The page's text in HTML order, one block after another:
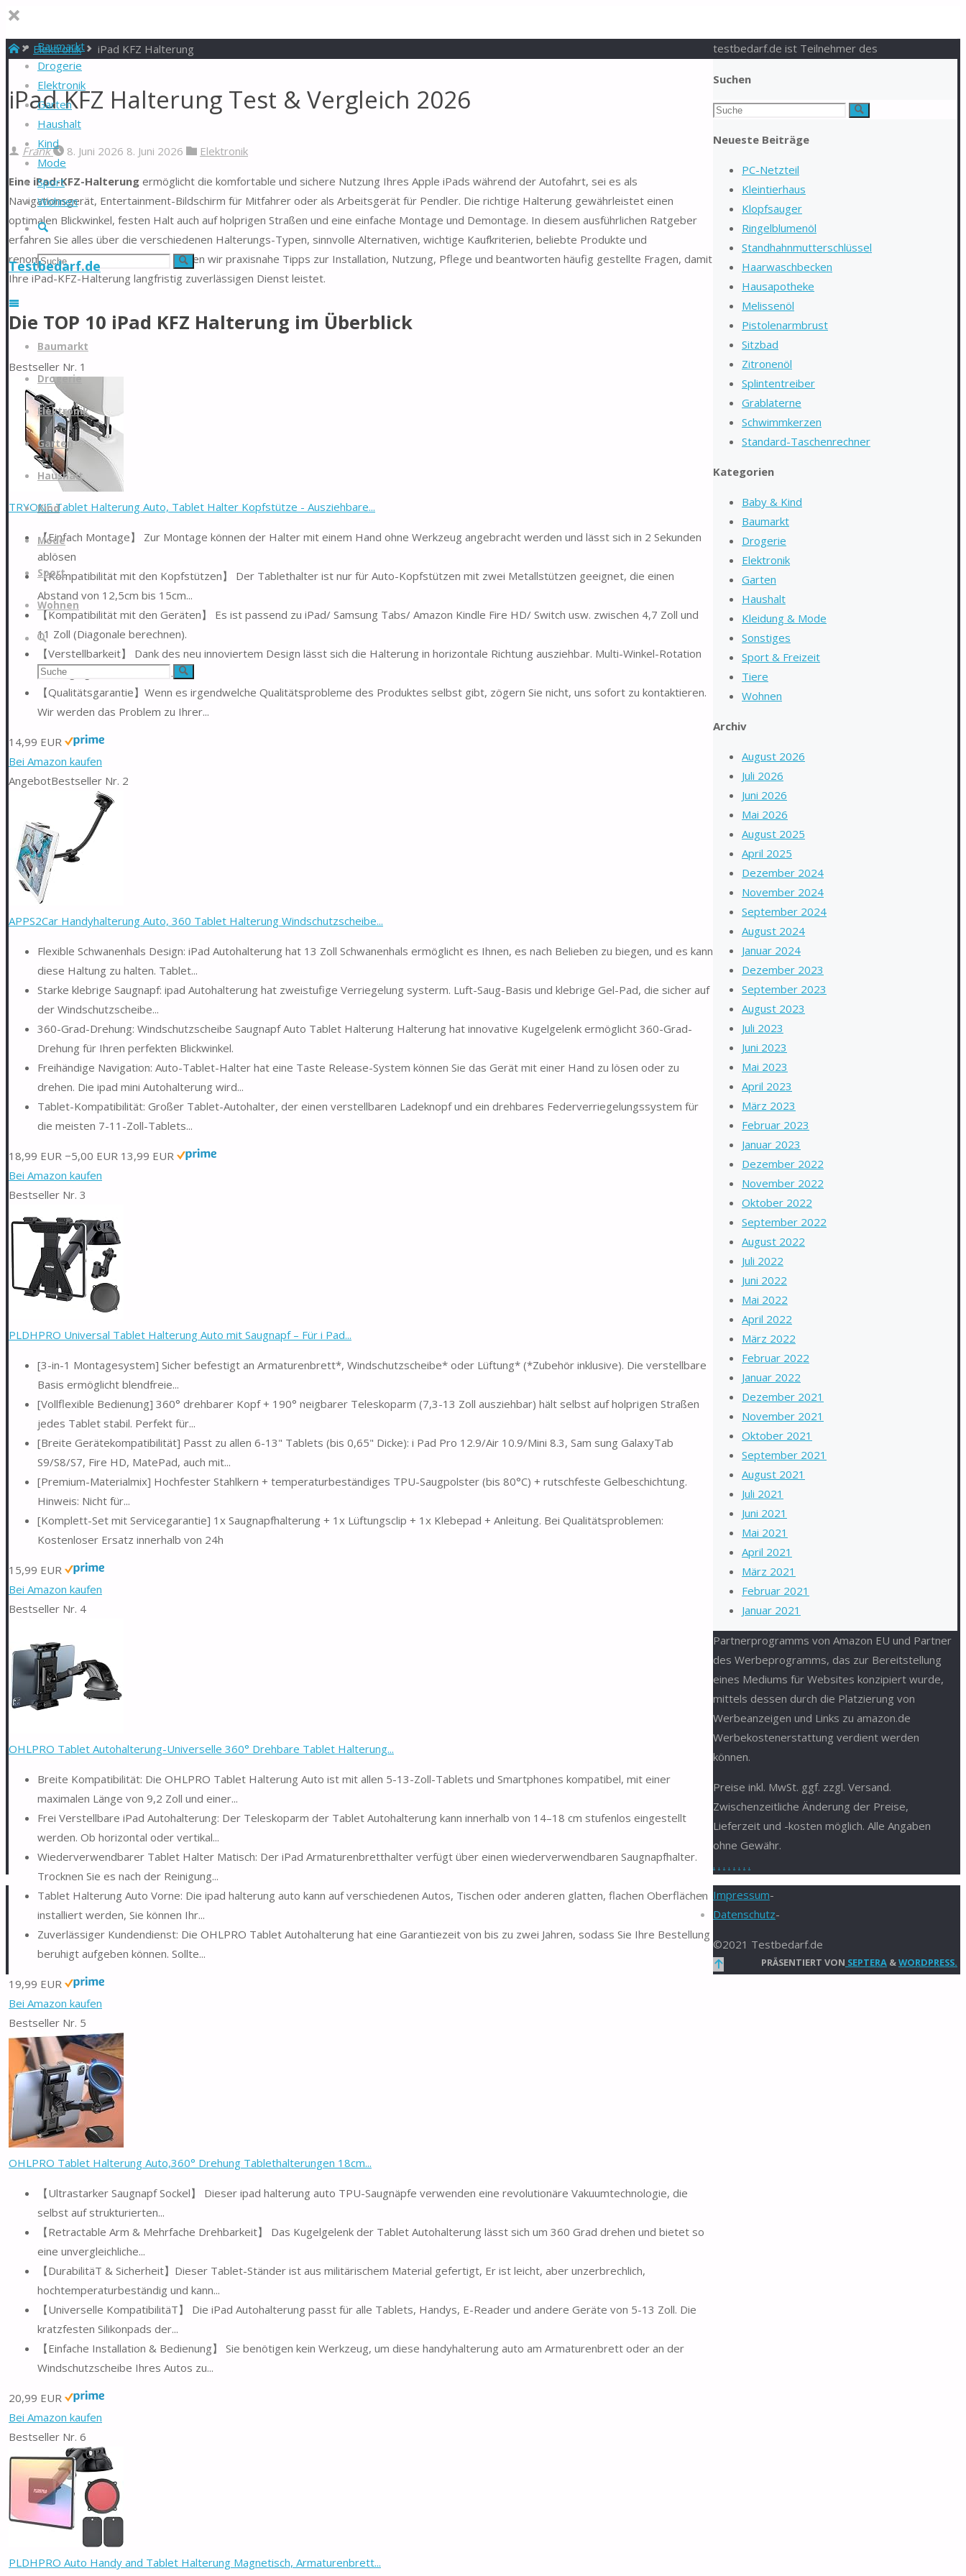
Baumarkt
Drogerie
Elektronik
Garten
Haushalt
Kind
Mode
Sport
Wohnen
Suche
Suchen Suche
Testbedarf.de
springen
Baumarkt
Drogerie
Elektronik
Garten
Haushalt
Kind
Mode
Sport
Wohnen
Suche
Suchen
nach:
Suche
StartElektronik iPad KFZ Halterung
iPad KFZ Halterung Test & Vergleich 2026
Frank 8. Juni 2026 8. Juni 2026 Elektronik
Eine iPad-KFZ-Halterung ermöglicht die komfortable und sichere Nutzung Ihres Apple iPads während der Autofahrt, sei es als
Navigationsgerät, Entertainment-Bildschirm für Mitfahrer oder als Arbeitsgerät für Pendler. Die richtige Halterung gewährleistet einen
optimalen Blickwinkel, festen Halt auch auf holprigen Straßen und eine einfache Montage und Demontage. In diesem ausführlichen Ratgeber
erfahren Sie alles über die verschiedenen Halterungs-Typen, sinnvolle Alternativen, wichtige Kaufkriterien, beliebte Produkte und
renommierte Marken. Außerdem geben wir praxisnahe Tipps zur Installation, Nutzung, Pflege und beantworten häufig gestellte Fragen, damit
Ihre iPad-KFZ-Halterung langfristig zuverlässigen Dienst leistet.
Die TOP 10 iPad KFZ Halterung im Überblick
Bestseller Nr. 1
TRYONE Tablet Halterung Auto, Tablet Halter Kopfstütze - Ausziehbare...
【Einfach Montage】 Zur Montage können der Halter mit einem Hand ohne Werkzeug angebracht werden und lässt sich in 2 Sekunden
ablösen
【Kompatibilität mit den Kopfstützen】 Der Tablethalter ist nur für Auto-Kopfstützen mit zwei Metallstützen geeignet, die einen
Abstand von 12,5cm bis 15cm...
【Kompatibilität mit den Geräten】 Es ist passend zu iPad/ Samsung Tabs/ Amazon Kindle Fire HD/ Switch usw. zwischen 4,7 Zoll und
11 Zoll (Diagonale berechnen).
【Verstellbarkeit】 Dank des neu innoviertem Design lässt sich die Halterung in horizontale Richtung ausziehbar. Multi-Winkel-Rotation
mit Kugelgelenk, um einen...
【Qualitätsgarantie】Wenn es irgendwelche Qualitätsprobleme des Produktes selbst gibt, zögern Sie nicht, uns sofort zu kontaktieren.
Wir werden das Problem zu Ihrer...
14,99 EUR
Bei Amazon kaufen
AngebotBestseller Nr. 2
APPS2Car Handyhalterung Auto, 360 Tablet Halterung Windschutzscheibe...
Flexible Schwanenhals Design: iPad Autohalterung hat 13 Zoll Schwanenhals ermöglicht es Ihnen, es nach Belieben zu biegen, und es kann
diese Haltung zu halten. Tablet...
Starke klebrige Saugnapf: ipad Autohalterung hat zweistufige Verriegelung systerm. Luft-Saug-Basis und klebrige Gel-Pad, die sicher auf
der Windschutzscheibe...
360-Grad-Drehung: Windschutzscheibe Saugnapf Auto Tablet Halterung Halterung hat innovative Kugelgelenk ermöglicht 360-Grad-
Drehung für Ihren perfekten Blickwinkel.
Freihändige Navigation: Auto-Tablet-Halter hat eine Taste Release-System können Sie das Gerät mit einer Hand zu lösen oder zu
drehen. Die ipad mini Autohalterung wird...
Tablet-Kompatibilität: Großer Tablet-Autohalter, der einen verstellbaren Ladeknopf und ein drehbares Federverriegelungssystem für
die meisten 7-11-Zoll-Tablets...
18,99 EUR −5,00 EUR 13,99 EUR
Bei Amazon kaufen
Bestseller Nr. 3
PLDHPRO Universal Tablet Halterung Auto mit Saugnapf – Für i Pad...
[3-in-1 Montagesystem] Sicher befestigt an Armaturenbrett*, Windschutzscheibe* oder Lüftung* (*Zubehör inklusive). Die verstellbare
Basis ermöglicht blendfreie...
[Vollflexible Bedienung] 360° drehbarer Kopf + 190° neigbarer Teleskoparm (7,3-13 Zoll ausziehbar) hält selbst auf holprigen Straßen
jedes Tablet stabil. Perfekt für...
[Breite Gerätekompatibilität] Passt zu allen 6-13" Tablets (bis 0,65" Dicke): i Pad Pro 12.9/Air 10.9/Mini 8.3, Sam sung GalaxyTab
S9/S8/S7, Fire HD, MatePad, auch mit...
[Premium-Materialmix] Hochfester Stahlkern + temperaturbeständiges TPU-Saugpolster (bis 80°C) + rutschfeste Gelbeschichtung.
Hinweis: Nicht für...
[Komplett-Set mit Servicegarantie] 1x Saugnapfhalterung + 1x Lüftungsclip + 1x Klebepad + Anleitung. Bei Qualitätsproblemen:
Kostenloser Ersatz innerhalb von 24h
15,99 EUR
Bei Amazon kaufen
Bestseller Nr. 4
OHLPRO Tablet Autohalterung-Universelle 360° Drehbare Tablet Halterung...
Breite Kompatibilität: Die OHLPRO Tablet Halterung Auto ist mit allen 5-13-Zoll-Tablets und Smartphones kompatibel, mit einer
maximalen Länge von 9,2 Zoll und einer...
Frei Verstellbare iPad Autohalterung: Der Teleskoparm der Tablet Autohalterung kann innerhalb von 14–18 cm stufenlos eingestellt
werden. Ob horizontal oder vertikal...
Wiederverwendbarer Tablet Halter Matisch: Der iPad Armaturenbretthalter verfügt über einen wiederverwendbaren Saugnapfhalter.
Trocknen Sie es nach der Reinigung...
Tablet Halterung Auto Vorne: Die ipad halterung auto kann auf verschiedenen Autos, Tischen oder anderen glatten, flachen Oberflächen
installiert werden, Sie können Ihr...
Zuverlässiger Kundendienst: Die OHLPRO Tablet Autohalterung hat eine Garantiezeit von bis zu zwei Jahren, sodass Sie Ihre Bestellung
beruhigt aufgeben können. Sollte...
19,99 EUR
Bei Amazon kaufen
Bestseller Nr. 5
OHLPRO Tablet Halterung Auto,360° Drehung Tablethalterungen 18cm...
【Ultrastarker Saugnapf Sockel】 Dieser ipad halterung auto TPU-Saugnäpfe verwenden eine revolutionäre Vakuumtechnologie, die
selbst auf strukturierten...
【Retractable Arm & Mehrfache Drehbarkeit】 Das Kugelgelenk der Tablet Autohalterung lässt sich um 360 Grad drehen und bietet so
eine unvergleichliche...
【DurabilitäT & Sicherheit】Dieser Tablet-Ständer ist aus militärischem Material gefertigt, Er ist leicht, aber unzerbrechlich,
hochtemperaturbeständig und kann...
【Universelle KompatibilitäT】 Die iPad Autohalterung passt für alle Tablets, Handys, E-Reader und andere Geräte von 5-13 Zoll. Die
kratzfesten Silikonpads der...
【Einfache Installation & Bedienung】 Sie benötigen kein Werkzeug, um diese handyhalterung auto am Armaturenbrett oder an der
Windschutzscheibe Ihres Autos zu...
20,99 EUR
Bei Amazon kaufen
Bestseller Nr. 6
PLDHPRO Auto Handy and Tablet Halterung Magnetisch, Armaturenbrett...
Suchen
Suchen
Suche
Neueste Beiträge
PC-Netzteil
Kleintierhaus
Klopfsauger
Ringelblumenöl
Standhahnmutterschlüssel
Haarwaschbecken
Hausapotheke
Melissenöl
Pistolenarmbrust
Sitzbad
Zitronenöl
Splintentreiber
Grablaterne
Schwimmkerzen
Standard-Taschenrechner
Kategorien
Baby & Kind
Baumarkt
Drogerie
Elektronik
Garten
Haushalt
Kleidung & Mode
Sonstiges
Sport & Freizeit
Tiere
Wohnen
Archiv
August 2026
Juli 2026
Juni 2026
Mai 2026
August 2025
April 2025
Dezember 2024
November 2024
September 2024
August 2024
Januar 2024
Dezember 2023
September 2023
August 2023
Juli 2023
Juni 2023
Mai 2023
April 2023
März 2023
Februar 2023
Januar 2023
Dezember 2022
November 2022
Oktober 2022
September 2022
August 2022
Juli 2022
Juni 2022
Mai 2022
April 2022
März 2022
Februar 2022
Januar 2022
Dezember 2021
November 2021
Oktober 2021
September 2021
August 2021
Juli 2021
Juni 2021
Mai 2021
April 2021
März 2021
Februar 2021
Januar 2021
testbedarf.de ist Teilnehmer des
Partnerprogramms von Amazon EU und Partner
des Werbeprogramms, das zur Bereitstellung
eines Mediums für Websites konzipiert wurde,
mittels dessen durch die Platzierung von
Werbeanzeigen und Links zu amazon.de
Werbekostenerstattung verdient werden
können.
Preise inkl. MwSt. ggf. zzgl. Versand.
Zwischenzeitliche Änderung der Preise,
Lieferzeit und -kosten möglich. Alle Angaben
ohne Gewähr.
. . . . . . . .
Impressum-
Datenschutz-
©2021 Testbedarf.de
PRÄSENTIERT VON SEPTERA &WORDPRESS.
Zurück